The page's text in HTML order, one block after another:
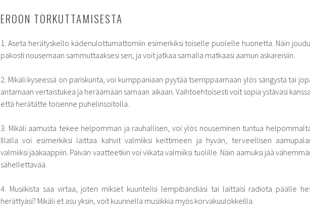
EROON TORKUTTAMISESTA
1. Aseta herätyskello kädenulottumattomiin esimerkiksi toiselle puolelle huonetta. Näin
pakosti nousemaan sammuttaaksesi sen, ja voit jatkaa samalla matkaasi aamun askareisiin.
2. Mikäli kyseessä on pariskunta, voi kumppaniaan pyytää tsemppaamaan ylös sängystä tai
antamaan vertaistukea ja heräämään samaan aikaan. Vaihtoehtoisesti voit sopia ystäväsi kanssa,
että herätätte toisenne puhelinsoitolla.
3. Mikäli aamusta tekee helpomman ja rauhallisen, voi ylös nouseminen tuntua
Illalla voi esimerkiksi laittaa kahvit valmiiksi keittimeen ja hyvän, terveellisen
valmiiksi jääkaappiin. Päivän vaatteetkin voi viikata valmiiksi tuolille. Näin aamuksi jää
sähellettävää.
4. Musiikista saa virtaa, joten mikset kuuntelisi lempibändiäsi tai laittaisi radiota päälle
herättyäsi? Mikäli et asu yksin, voit kuunnella musiikkia myös korvakuulokkeilla.